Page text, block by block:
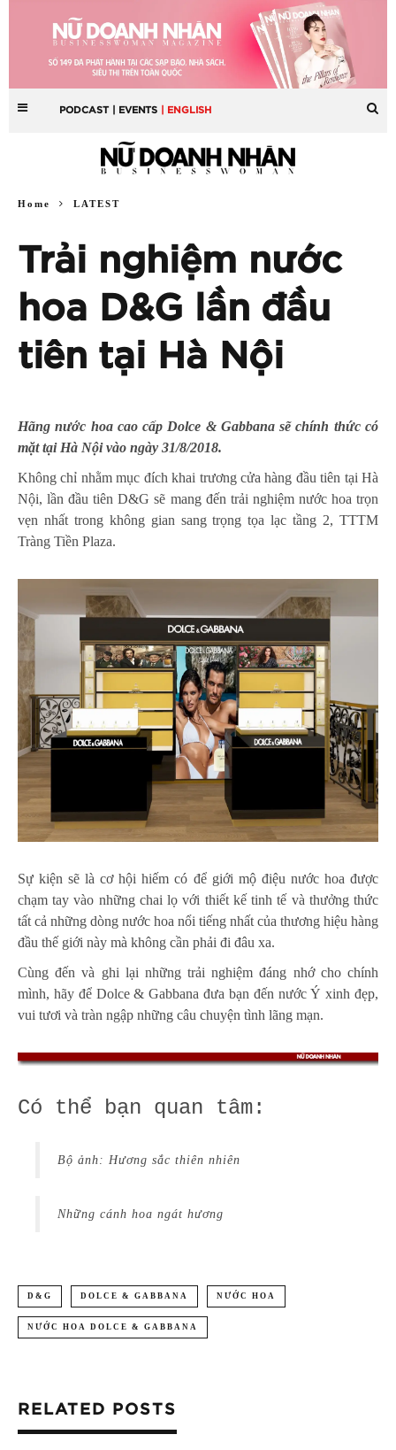
PODCAST | EVENTS | ENGLISH
Home LATEST
Trải nghiệm nước
hoa D&G lần đầu
tiên tại Hà Nội
Hãng nước hoa cao cấp Dolce & Gabbana sẽ chính thức có
mặt tại Hà Nội vào ngày 31/8/2018.
Không chỉ nhằm mục đích khai trương cửa hàng đầu tiên tại Hà
Nội, lần đầu tiên D&G sẽ mang đến trải nghiệm nước hoa trọn
vẹn nhất trong không gian sang trọng tọa lạc tầng 2, TTTM
Tràng Tiền Plaza.
Sự kiện sẽ là cơ hội hiếm có để giới mộ điệu nước hoa được
chạm tay vào những chai lọ với thiết kế tinh tế và thưởng thức
tất cả những dòng nước hoa nổi tiếng nhất của thương hiệu hàng
đầu thế giới này mà không cần phải đi đâu xa.
Cùng đến và ghi lại những trải nghiệm đáng nhớ cho chính
mình, hãy để Dolce & Gabbana đưa bạn đến nước Ý xinh đẹp,
vui tươi và tràn ngập những câu chuyện tình lãng mạn.
Có thể bạn quan tâm:
Bộ ảnh: Hương sắc thiên nhiên
Những cánh hoa ngát hương
D&G DOLCE & GABBANA NƯỚC HOA
NƯỚC HOA DOLCE & GABBANA
RELATED POSTS